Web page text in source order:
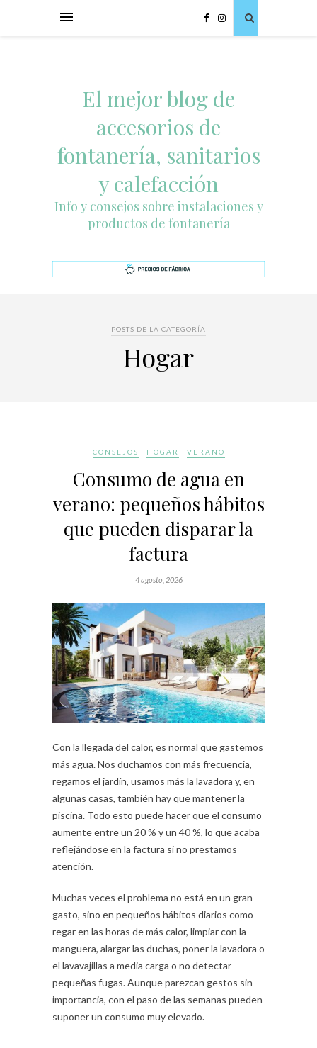
El mejor blog de
accesorios de
fontanería, sanitarios
y calefacción
Info y consejos sobre instalaciones y
productos de fontanería
POSTS DE LA CATEGORÍA
Hogar
CONSEJOS HOGAR VERANO
Consumo de agua en
verano: pequeños hábitos
que pueden disparar la
factura
4 agosto, 2026
Con la llegada del calor, es normal que gastemos
más agua. Nos duchamos con más frecuencia,
regamos el jardín, usamos más la lavadora y, en
algunas casas, también hay que mantener la
piscina. Todo esto puede hacer que el consumo
aumente entre un 20 % y un 40 %, lo que acaba
reflejándose en la factura si no prestamos
atención.
Muchas veces el problema no está en un gran
gasto, sino en pequeños hábitos diarios como
regar en las horas de más calor, limpiar con la
manguera, alargar las duchas, poner la lavadora o
el lavavajillas a media carga o no detectar
pequeñas fugas. Aunque parezcan gestos sin
importancia, con el paso de las semanas pueden
suponer un consumo muy elevado.